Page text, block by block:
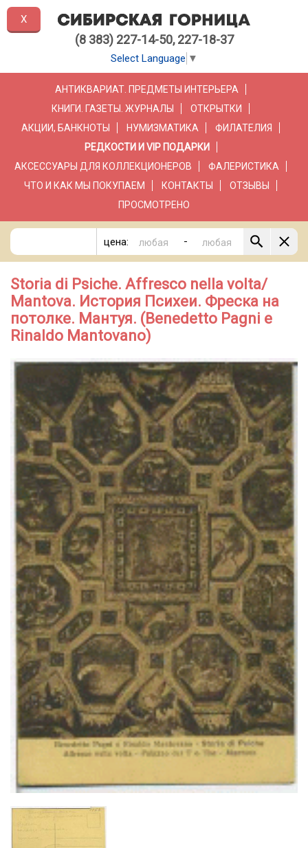
(8 383) 227-14-50, 227-18-37
Select Language ▼
АНТИКВАРИАТ. ПРЕДМЕТЫ ИНТЕРЬЕРА
КНИГИ. ГАЗЕТЫ. ЖУРНАЛЫ
ОТКРЫТКИ
АКЦИИ, БАНКНОТЫ
НУМИЗМАТИКА
ФИЛАТЕЛИЯ
РЕДКОСТИ И VIP ПОДАРКИ
АКСЕССУАРЫ ДЛЯ КОЛЛЕКЦИОНЕРОВ
ФАЛЕРИСТИКА
ЧТО И КАК МЫ ПОКУПАЕМ
КОНТАКТЫ
ОТЗЫВЫ
ПРОСМОТРЕНО
цена: -
Storia di Psiche. Affresco nella volta/
Mantova. История Психеи. Фреска на
потолке. Мантуя. (Benedetto Pagni e
Rinaldo Mantovano)
X